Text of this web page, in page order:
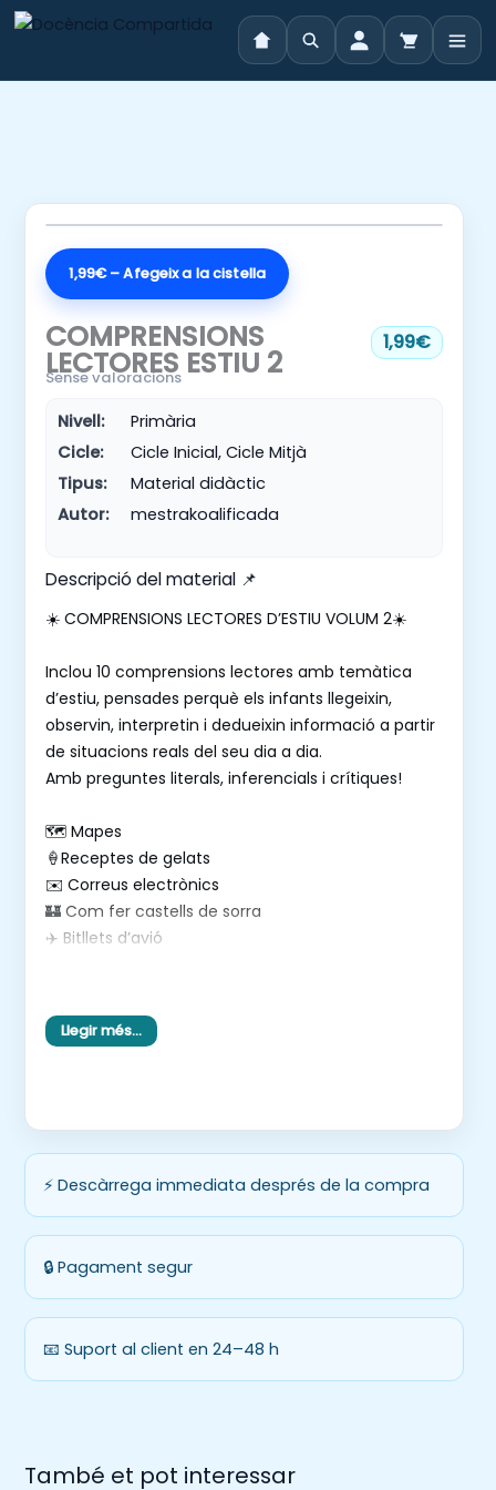
1,99€ – Afegeix a la cistella
COMPRENSIONS
LECTORES ESTIU 2
1,99€
Sense valoracions
Nivell:
Primària
Cicle:
Cicle Inicial, Cicle Mitjà
Tipus:
Material didàctic
Autor:
mestrakoalificada
Descripció del material 📌
☀️ COMPRENSIONS LECTORES D’ESTIU VOLUM 2☀️
Inclou 10 comprensions lectores amb temàtica
d’estiu, pensades perquè els infants llegeixin,
observin, interpretin i dedueixin informació a partir
de situacions reals del seu dia a dia.
Amb preguntes literals, inferencials i crítiques!
🗺️ Mapes
🍦Receptes de gelats
✉️ Correus electrònics
🏰 Com fer castells de sorra
✈️ Bitllets d’avió
…i molt més!
significativa.
✨ Ideal per als últims dies de curs, racons, reforç,
Llegir més…
⚡ Descàrrega immediata després de la compra
🔒 Pagament segur
📧 Suport al client en 24–48 h
També et pot interessar